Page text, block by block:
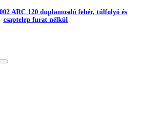
ARC 120 duplamosdó fehér, túlfolyó és
csaptelep furat nélkül